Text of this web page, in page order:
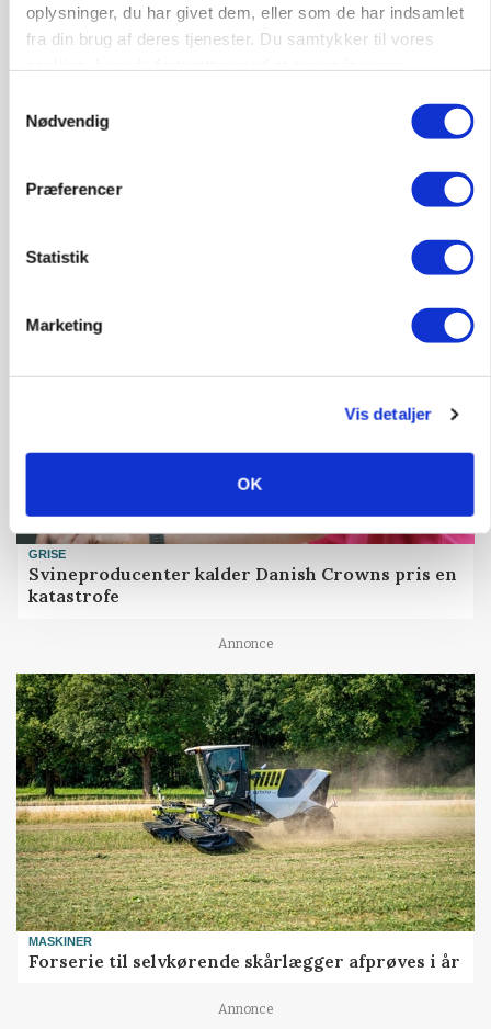
oplysninger, du har givet dem, eller som de har indsamlet
fra din brug af deres tjenester. Du samtykker til vores
Nødvendig
Præferencer
Statistik
Marketing
Vis detaljer
OK
PLANTER
På døgnvagt i høsten
GRISE
Svineproducenter kalder Danish Crowns pris en
katastrofe
Annonce
MASKINER
Forserie til selvkørende skårlægger afprøves i år
Annonce